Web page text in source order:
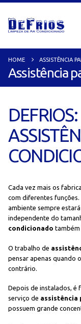
HOME ASSISTÊNCIA
Assistência
Cada vez mais os
com diferentes funções.
ambiente sempre
independente do
condicionado também
O trabalho de
pensar apenas quando
contrário.
Depois de instalados, é
serviço de assistência
possuem grande